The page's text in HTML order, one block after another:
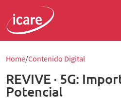
Home Contenido Digital
REVIVE · 5G:
Potencial